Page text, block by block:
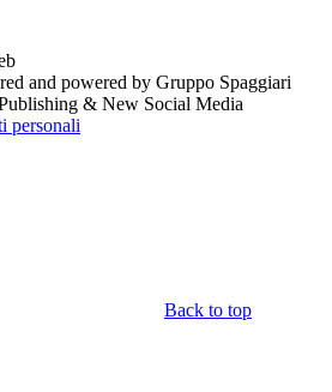
and powered by Gruppo Spaggiari
& New Social Media
personali
Back to top